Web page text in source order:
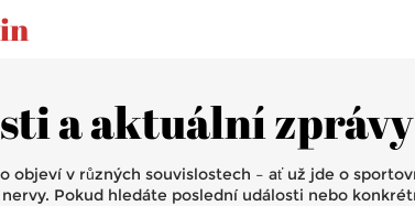
a aktuální
objeví v různých souvislostech – ať už jde o
Pokud hledáte poslední události nebo